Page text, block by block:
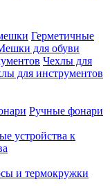
Герметичные
для обуви
Чехлы для
для инструментов
Ручные фонари
устройства к
и термокружки